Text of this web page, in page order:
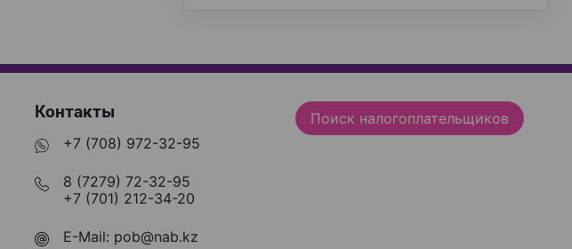
Контакты
+7 (708) 972-32-95
8 (7279) 72-32-95
+7 (701) 212-34-20
E-Mail: pob@nab.kz
Поиск налогоплательщиков